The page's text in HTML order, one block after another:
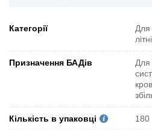
Категорії
Для
Призначення БАДів
Для
Кількість в упаковці 180